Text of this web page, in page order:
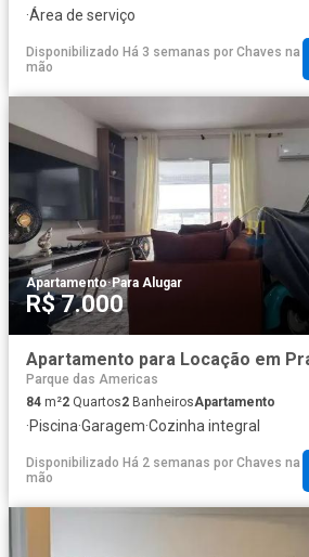
·Área de serviço
Disponibilizado Há 3 semanas por Chaves na
mão
Apartamento·Para Alugar
R$ 7.000
Parque das Americas
84 m²2 Quartos2 BanheirosApartamento
·Piscina·Garagem·Cozinha integral
Disponibilizado Há 2 semanas por Chaves na
mão